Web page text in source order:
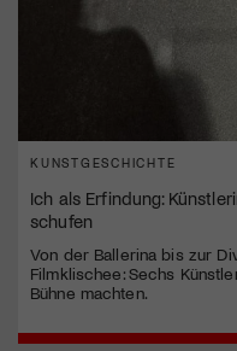
KUNSTGESCHICHTE
Ich als Erfindung:
schufen
Von der Ballerina bis zur
Filmklischee: Sechs
Bühne machten.